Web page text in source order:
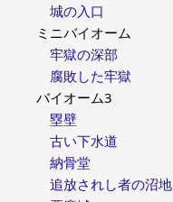
城の入口
ミニバイオーム
牢獄の深部
腐敗した牢獄
バイオーム3
塁壁
古い下水道
納骨堂
追放されし者の沼地